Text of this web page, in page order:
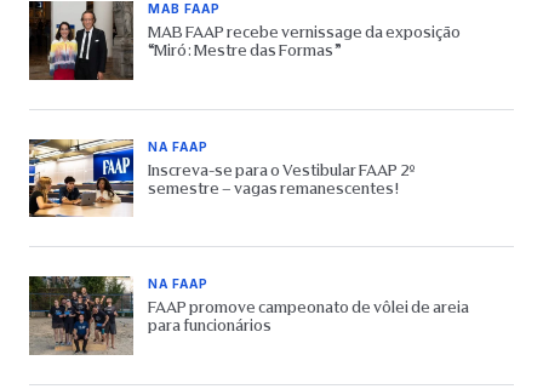
MAB FAAP
MAB FAAP recebe vernissage da exposição
“Miró: Mestre das Formas”
NA FAAP
Inscreva-se para o Vestibular FAAP 2º
semestre – vagas remanescentes!
NA FAAP
FAAP promove campeonato de vôlei de areia
para funcionários